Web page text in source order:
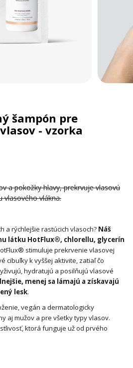
a pokožky hlavy, prekrvuje vlasovú
vlasového vlákna.
a rýchlejšie rastúcich vlasoch? Náš
látku HotFlux®, chlorellu, glycerín
stimuluje prekrvenie vlasovej
cibuľky k vyššej aktivite, zatiaľ čo
hydratujú a posilňujú vlasové
menej sa lámajú a získavajú
lesk.
vegán a dermatologicky
aj mužov a pre všetky typy vlasov.
ktorá funguje už od prvého
šampón pre
- vzorka